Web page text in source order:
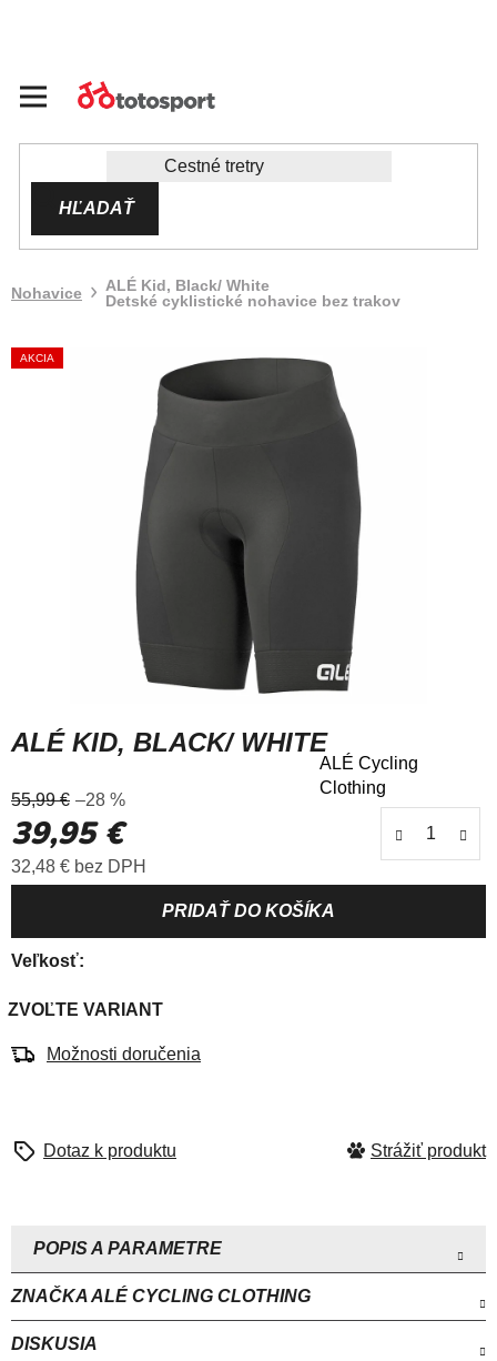
HĽADAŤ
Nohavice
ALÉ Kid, Black/ White
Detské cyklistické nohavice bez trakov
ALÉ KID, BLACK/ WHITE
hodnotenie
produktu
5,0
hviezdičiek.
ALÉ Cycling
Clothing
Veľkosť
ZVOĽTE VARIANT
Možnosti doručenia
55,99 € –28 %
39,95 €
32,48 € bez DPH
Strážiť
AKCIA
ZNAČKAALÉ CYCLING CLOTHING
DISKUSIA